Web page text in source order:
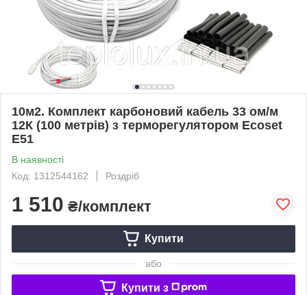
10м2. Комплект карбоновий кабель 33 ом/м
12К (100 метрів) з терморегулятором Ecoset
Е51
В наявності
Код: 1312544162
Роздріб
1 510 ₴/комплект
Купити
або
Купити з